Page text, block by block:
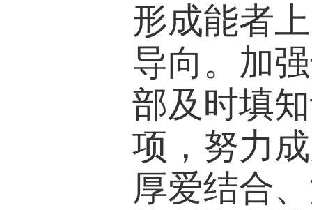
形成能者
导向。加
部及时填
项，努力
厚爱结合